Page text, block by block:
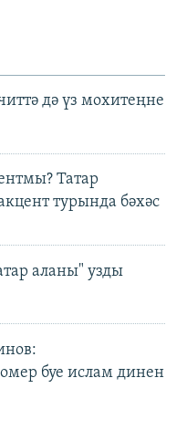
дә үз мохитеңне
Татар
турында бәхәс
аланы" узды
буе ислам динен